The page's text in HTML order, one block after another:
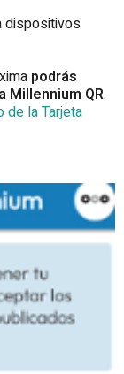
dispositivos
podrás
Millennium QR.
de la Tarjeta